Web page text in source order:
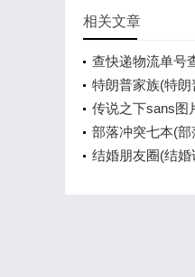
相关文章
查快递物流单号
特朗普家族(特
传说之下sans图
部落冲突七本(
结婚朋友圈(结婚